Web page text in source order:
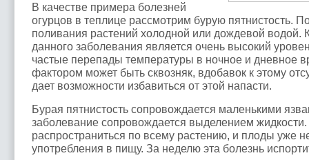
В качестве примера болезней
огурцов в теплице рассмотрим бурую пятнистость.
поливания растений холодной или дождевой водой.
данного заболевания является очень высокий
частые перепады температуры в ночное и дневное
фактором может быть сквозняк, вдобавок к этому
дает возможности избавиться от этой напасти.
Бурая пятнистость сопровождается маленькими
заболевание сопровождается выделением жидкости.
распространиться по всему растению, и плоды уже
употребления в пищу. За неделю эта болезнь